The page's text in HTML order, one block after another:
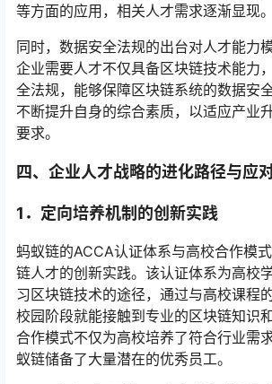
等方面的应用，相关人才需求逐渐显现。
同时，数据安全法规的出台对人才能力
企业需要人才不仅具备区块链技术能力
全法规，能够保障区块链系统的数据安
不断提升自身的综合素质，以适应产业
要求。
四、 企业人才战略的进化路径与应
1． 定向培养机制的创新实践
蚂蚁链的ACCA认证体系与高校合作模
链人才的创新实践。该认证体系为高校
习区块链技术的途径，通过与高校课程
校园阶段就能接触到专业的区块链知识
合作模式不仅为高校培养了符合行业需
蚁链储备了大量潜在的优秀员工。